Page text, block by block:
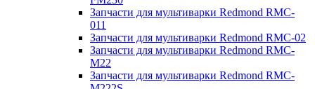
Запчасти для мультиварки Redmond RMC-
011
Запчасти для мультиварки Redmond RMC-02
Запчасти для мультиварки Redmond RMC-
M22
Запчасти для мультиварки Redmond RMC-